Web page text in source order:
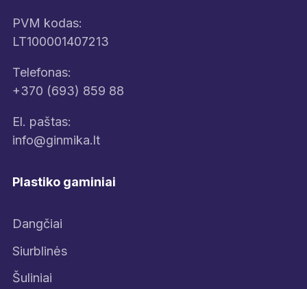
PVM kodas:
LT100001407213
Telefonas:
+370 (693) 859 88
El. paštas:
info@ginmika.lt
Plastiko gaminiai
Dangčiai
Siurblinės
Šuliniai